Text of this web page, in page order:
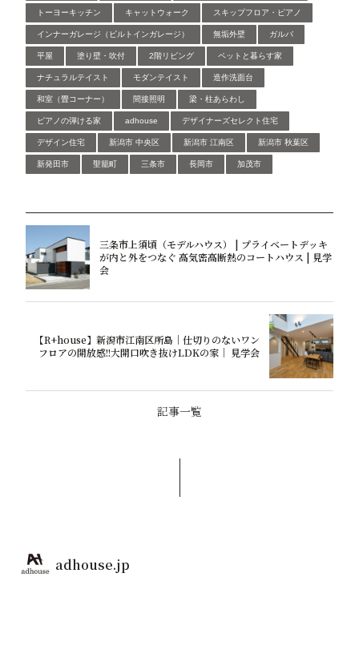
トーヨーキッチン キャットウォーク スキップフロア・ピアノ
インナーガレージ（ビルトインガレージ） 無垢外壁 ガルバ
平屋 塗り壁・吹付 2階リビング ペットと暮らす家
ナチュラルテイスト モダンテイスト 造作洗面台
和室（畳コーナー） 間接照明 梁・柱あらわし
ピアノの弾ける家 adhouse デザイナーズセレクト住宅
デザイン住宅 新潟市 中央区 新潟市 江南区 新潟市 秋葉区
新発田市 聖籠町 三条市 長岡市 加茂市
三条市上須頃（モデルハウス） | プライベートデッキ
が内と外をつなぐ 高気密高断熱のコートハウス | 見学
会
記事一覧
【R+house】新潟市江南区所島｜仕切りのないワン
フロアの開放感!!大開口吹き抜けLDKの家｜ 見学会
adhouse.jp